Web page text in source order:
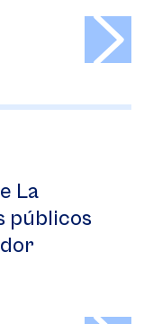
La
públicos